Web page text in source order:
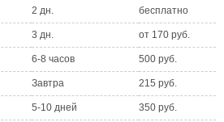
2 дн. бесплатно
3 дн. от 170 руб.
6-8 часов 500 руб.
Завтра 215 руб.
5-10 дней 350 руб.